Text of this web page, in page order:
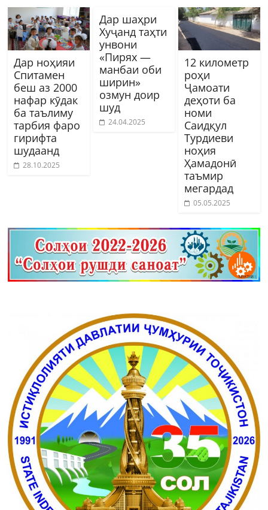
Дар ноҳияи
Спитамен
беш аз 2000
нафар кӯдак
ба таълиму
тарбия фаро
гирифта
шудаанд
28.10.2025
Дар шаҳри
Хуҷанд таҳти
унвони
«Пирях —
манбаи оби
ширин»
озмун доир
шуд
24.04.2025
12 километр
роҳи
Ҷамоати
деҳоти ба
номи
Саидқул
Турдиеви
ноҳия
Ҳамадонӣ
таъмир
мегардад
05.05.2025